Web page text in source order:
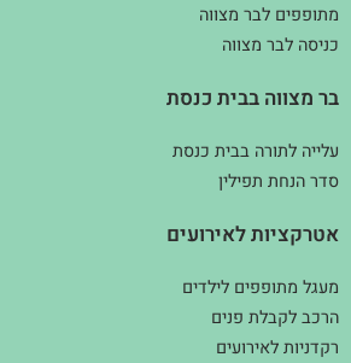
מתופפים לבר מצווה
כניסה לבר מצווה
בר מצווה בבית כנסת
עלייה לתורה בבית כנסת
סדר הנחת תפילין
אטרקציות לאירועים
מעגל מתופפים לילדים
הרכב לקבלת פנים
רקדניות לאירועים